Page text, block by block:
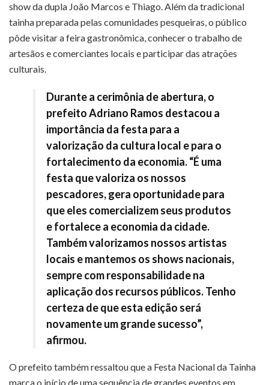
show da dupla João Marcos e Thiago. Além da tradicional
tainha preparada pelas comunidades pesqueiras, o público
pôde visitar a feira gastronômica, conhecer o trabalho de
artesãos e comerciantes locais e participar das atrações
culturais.
Durante a cerimônia de abertura, o
prefeito Adriano Ramos destacou a
importância da festa para a
valorização da cultura local e para o
fortalecimento da economia. “É uma
festa que valoriza os nossos
pescadores, gera oportunidade para
que eles comercializem seus produtos
e fortalece a economia da cidade.
Também valorizamos nossos artistas
locais e mantemos os shows nacionais,
sempre com responsabilidade na
aplicação dos recursos públicos. Tenho
certeza de que esta edição será
novamente um grande sucesso”,
afirmou.
O prefeito também ressaltou que a Festa Nacional da Tainha
marca o início de uma sequência de grandes eventos em